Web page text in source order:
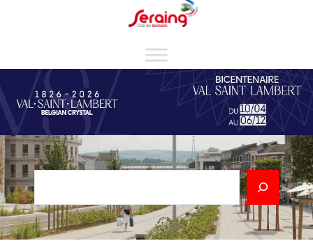
Rechercher
Cookies management panel